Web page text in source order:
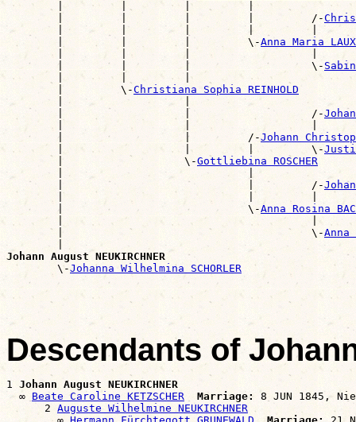
|         |         |         |
        |         |         |         |         /-
|         |         |         |         |
        |         |         |         \-
Anna Maria LAUX
|         |         |                   |
        |         |         |                   \-
|         |         |
        |         \-
Christiana Sophia REINHOLD
|                   |
        |                   |                   /-
|                   |                   |
        |                   |         /-
Johann Christoph
        |                   |         |         \-
        |                   \-
Gottliebina ROSCHER
|                             |
        |                             |         /-
|                             |         |
        |                             \-
Anna Rosina
|                                       |
        |                                       \-
Anna
|
Johann August NEUKIRCHNER
\-Johanna Wilhelmina SCHORLER
Descendants of
1 Johann August NEUKIRCHNER
  ∞
Beate Caroline KETZSCHER Marriage:
8 JUN 1845,
      2
Auguste Wilhelmine NEUKIRCHNER